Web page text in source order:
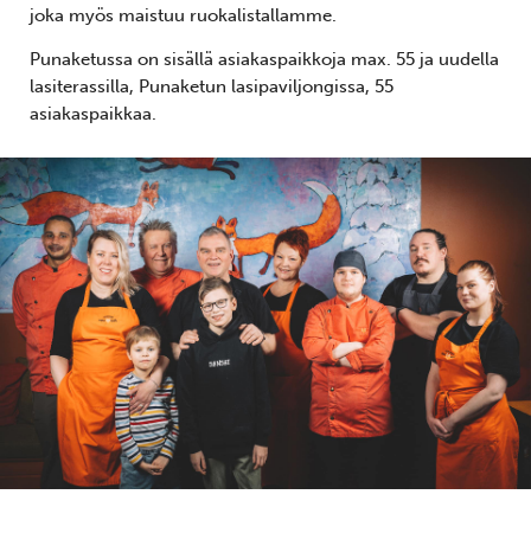
joka myös maistuu ruokalistallamme.
Punaketussa on sisällä asiakaspaikkoja max. 55 ja uudella
lasiterassilla, Punaketun lasipaviljongissa, 55
asiakaspaikkaa.